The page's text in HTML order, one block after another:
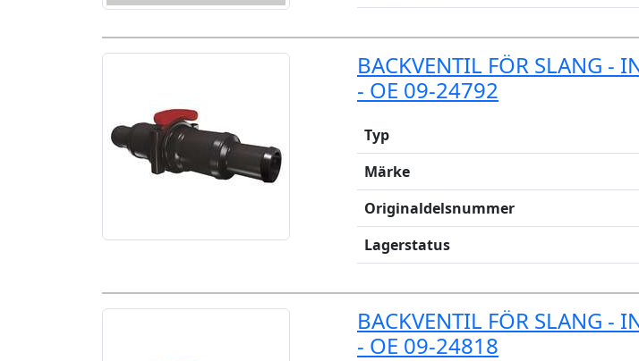
BACKVENTIL FÖR SLANG -
- OE 09-24792
Typ
Märke
Originaldelsnummer
Lagerstatus
BACKVENTIL FÖR SLANG -
- OE 09-24818